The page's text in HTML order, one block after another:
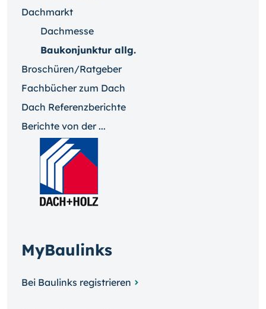
Dachmarkt
Dachmesse
Baukonjunktur allg.
Broschüren/Ratgeber
Fachbücher zum Dach
Dach Referenzberichte
Berichte von der ...
MyBaulinks
Bei Baulinks registrieren